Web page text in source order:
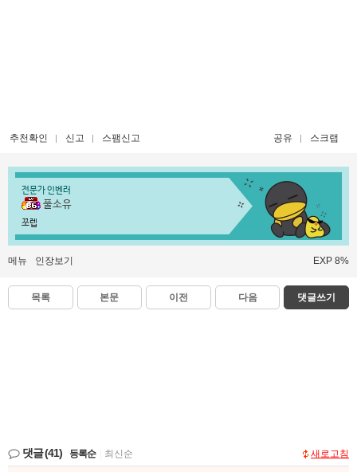
추천확인 신고 스팸신고 공유 스크랩
전문가 인벤러
풀소유
쪼렙
메뉴 인장보기 EXP 8%
목록 본문 이전 다음 댓글쓰기
댓글(41) 등록순 최신순 새로고침